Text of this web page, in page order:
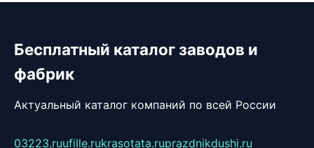
Бесплатный каталог заводов и
фабрик
Актуальный каталог компаний по всей России
03223.ruufille.rukrasotata.ruprazdnikdushi.ru